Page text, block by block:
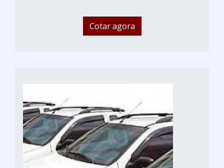
Cotar agora